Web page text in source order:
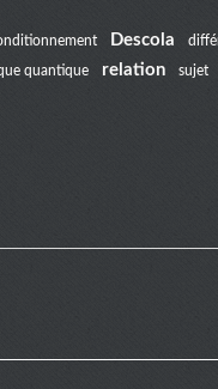
Descola
quantique relation sujet